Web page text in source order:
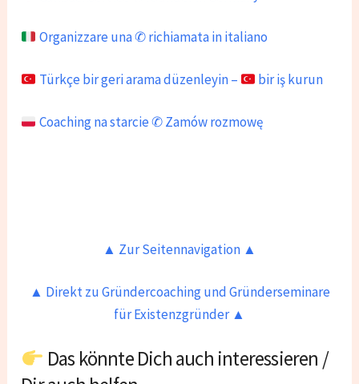
Organizzare una ✆ richiamata in italiano
Türkçe bir geri arama düzenleyin – bir iş kurun
Coaching na starcie ✆ Zamów rozmowę
▲ Zur Seitennavigation ▲
▲ Direkt zu Gründercoaching und Gründerseminare
für Existenzgründer ▲
Das könnte Dich auch interessieren /